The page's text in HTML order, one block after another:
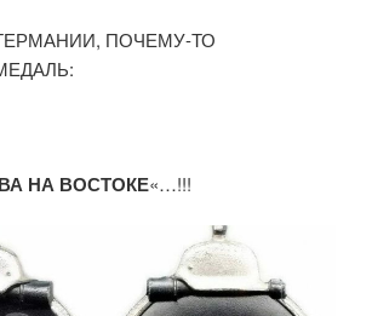
ПОЧЕМУ-ТО
НА ВОСТОКЕ«…!!!